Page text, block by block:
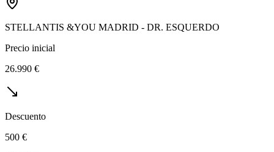
STELLANTIS &YOU MADRID - DR. ESQUERDO
Precio inicial
26.990 €
Descuento
500 €